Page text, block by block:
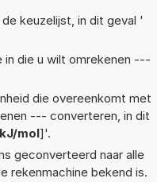
keuzelijst, in dit geval '
in die u wilt omrekenen ---
die overeenkomt met
--- converteren, in dit
kJ/mol]'.
geconverteerd naar alle
rekenmachine bekend is.